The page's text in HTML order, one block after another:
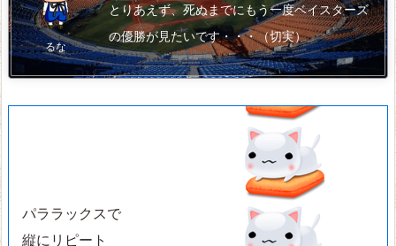
るな
とりあえず、死ぬまでにもう一度ベイスターズ
の優勝が見たいです・・・（切実）
パララックスで
縦にリピート